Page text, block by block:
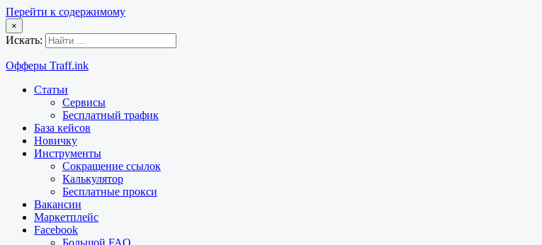
Перейти к содержимому
×
Искать:
Офферы Traff.ink
Статьи
Сервисы
Бесплатный трафик
База кейсов
Новичку
Инструменты
Сокращение ссылок
Калькулятор
Бесплатные прокси
Вакансии
Маркетплейс
Facebook
Большой FAQ